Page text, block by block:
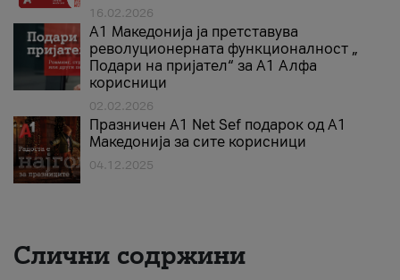
16.02.2026
А1 Македонија ја претставува
револуционерната функционалност „
Подари на пријател“ за А1 Алфа
корисници
02.02.2026
Празничен A1 Net Sеf подарок од А1
Македонија за сите корисници
04.12.2025
Слични содржини